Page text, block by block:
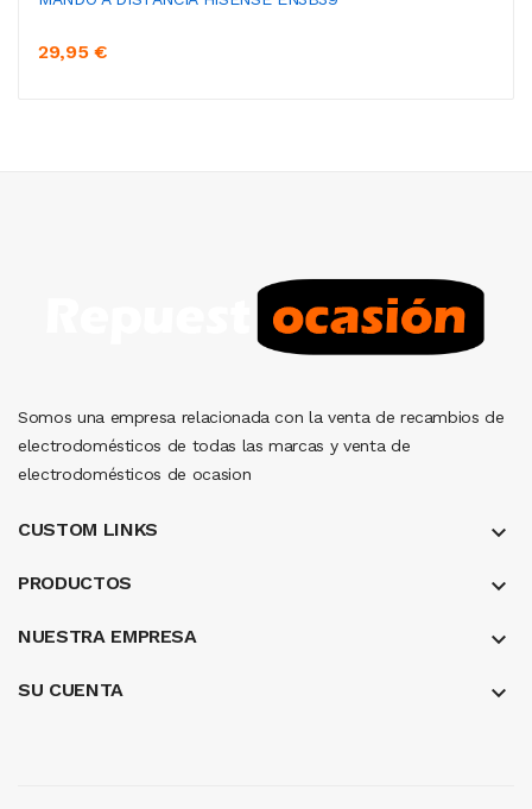
29,95 €
Somos una empresa relacionada con la venta de recambios de
electrodomésticos de todas las marcas y venta de
electrodomésticos de ocasion
CUSTOM LINKS keyboard_arrow_down
PRODUCTOS keyboard_arrow_down
NUESTRA EMPRESA keyboard_arrow_down
SU CUENTA 